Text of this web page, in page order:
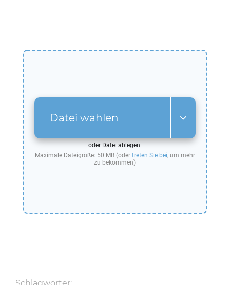
Datei wählen
oder Datei ablegen.
Maximale Dateigröße: 50 MB (oder treten Sie bei, um mehr
zu bekommen)